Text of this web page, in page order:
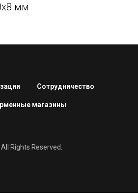
мм
Сотрудничество
магазины
Rights Reserved.